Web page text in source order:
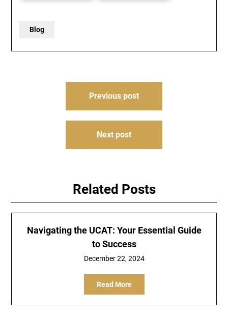
Blog
Previous post
Next post
Related Posts
Navigating the UCAT: Your Essential Guide
to Success
December 22, 2024
Read More